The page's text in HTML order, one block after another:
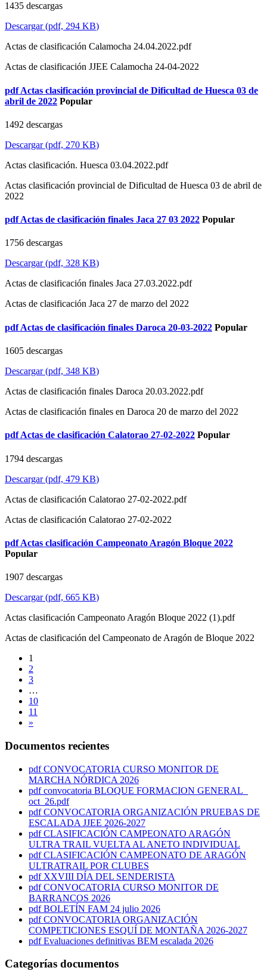
1435 descargas
Descargar(pdf, 294 KB)
Actas de clasificación Calamocha 24.04.2022.pdf
Actas de clasificación JJEE Calamocha 24-04-2022
pdf Actas clasificación provincial de Dificultad de Huesca 03 de
abril de 2022 Popular
1492 descargas
Descargar(pdf, 270 KB)
Actas clasificación. Huesca 03.04.2022.pdf
Actas clasificación provincial de Dificultad de Huesca 03 de abril de
2022
pdf Actas de clasificación finales Jaca 27 03 2022 Popular
1756 descargas
Descargar(pdf, 328 KB)
Actas de clasificación finales Jaca 27.03.2022.pdf
Actas de clasificación Jaca 27 de marzo del 2022
pdf Actas de clasificación finales Daroca 20-03-2022 Popular
1605 descargas
Descargar(pdf, 348 KB)
Actas de clasificación finales Daroca 20.03.2022.pdf
Actas de clasificación finales en Daroca 20 de marzo del 2022
pdf Actas de clasificación Calatorao 27-02-2022 Popular
1794 descargas
Descargar(pdf, 479 KB)
Actas de clasificación Calatorao 27-02-2022.pdf
Actas de clasificación Calatorao 27-02-2022
pdf Actas clasificación Campeonato Aragón Bloque 2022
Popular
1907 descargas
Descargar(pdf, 665 KB)
Actas clasificación Campeonato Aragón Bloque 2022 (1).pdf
Actas de clasificación del Campeonato de Aragón de Bloque 2022
1
2
3
…
10
11
»
Documentos recientes
pdf CONVOCATORIA CURSO MONITOR DE
MARCHA NÓRDICA 2026
pdf convocatoria BLOQUE FORMACION GENERAL_
oct_26.pdf
pdf CONVOCATORIA ORGANIZACIÓN PRUEBAS DE
ESCALADA JJEE 2026-2027
pdf CLASIFICACIÓN CAMPEONATO ARAGÓN
ULTRA TRAIL VUELTA AL ANETO INDIVIDUAL
pdf CLASIFICACIÓN CAMPEONATO DE ARAGÓN
ULTRATRAIL POR CLUBES
pdf XXVIII DÍA DEL SENDERISTA
pdf CONVOCATORIA CURSO MONITOR DE
BARRANCOS 2026
pdf BOLETÍN FAM 24 julio 2026
pdf CONVOCATORIA ORGANIZACIÓN
COMPETICIONES ESQUÍ DE MONTAÑA 2026-2027
pdf Evaluaciones definitivas BEM escalada 2026
Categorías documentos